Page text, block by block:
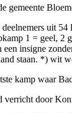
gemeente
uit
1 = geel,
een insigne
staan. *) wit
kamp waar
verricht door